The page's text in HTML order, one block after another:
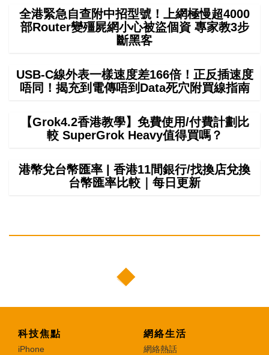
全港緊急自查附中招型號！上網極慢超4000
部Router變殭屍網小心被盜個資 專家教3步
斷黑客
USB-C線外表一樣速度差166倍！正反插速度
唔同！揭充到電傳唔到Data死穴附買線指南
【Grok4.2香港教學】免費使用/付費計劃比
較 SuperGrok Heavy值得買嗎？
港幣兌台幣匯率 | 香港11間銀行/找換店兌換
台幣匯率比較｜每日更新
科技焦點
iPhone
網絡生活
網絡熱話